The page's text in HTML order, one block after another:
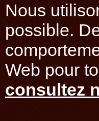
Nous
possible.
Web pour
consultez